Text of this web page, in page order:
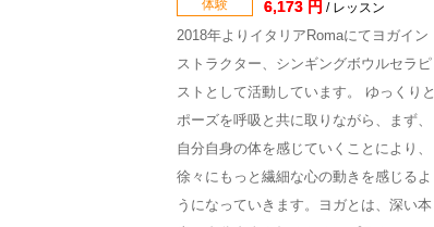
体験
6,173 円 / レッスン
2018年よりイタリアRomaにてヨガイン
ストラクター、シンギングボウルセラピ
ストとして活動しています。 ゆっくりと
ポーズを呼吸と共に取りながら、まず、
自分自身の体を感じていくことにより、
徐々にもっと繊細な心の動きを感じるよ
うになっていきます。ヨガとは、深い本